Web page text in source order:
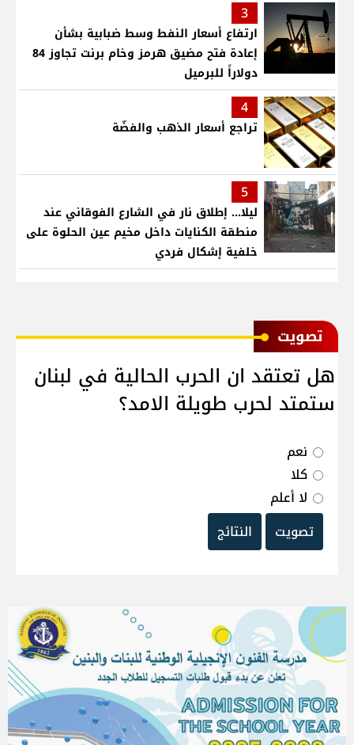
3
ارتفاع أسعار النفط وسط ضبابية بشأن
إعادة فتح مضيق هرمز وخام برنت تجاوز 84
دولاراً للبرميل
4
تراجع أسعار الذهب والفضّة
5
ليلا... إطلاق نار في الشارع الفوقاني عند
منطقة الكنايات داخل مخيم عين الحلوة على
خلفية إشكال فردي
ﺗﺼﻮﻳﺖ
هل تعتقد ان الحرب الحالية في لبنان
ستمتد لحرب طويلة الامد؟
نعم
كلا
لا أعلم
تصويت
النتائج